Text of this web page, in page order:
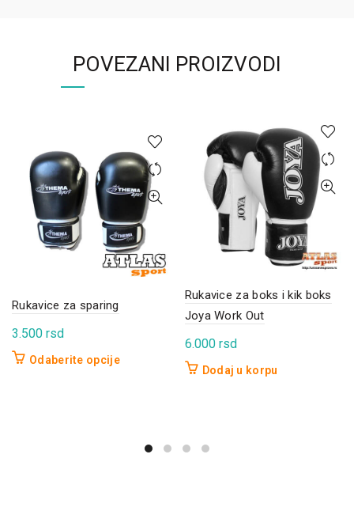
POVEZANI PROIZVODI
Rukavice za sparing
3.500 rsd
Odaberite opcijeOvaj
Opcije
Rukavice za boks i kik boks
Joya Work Out
6.000 rsd
Dodaj u korpu